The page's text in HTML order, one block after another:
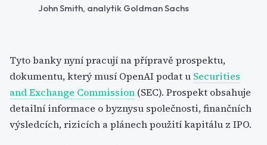
John Smith, analytik Goldman Sachs
Tyto banky nyní pracují na přípravě prospektu,
dokumentu, který musí OpenAI podat u Securities
and Exchange Commission (SEC). Prospekt obsahuje
detailní informace o byznysu společnosti, finančních
výsledcích, rizicích a plánech použití kapitálu z IPO.